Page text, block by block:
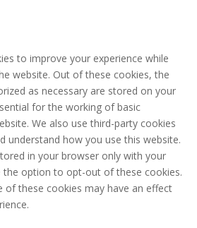
to improve your experience while
website. Out of these cookies, the
as necessary are stored on your
for the working of basic
We also use third-party cookies
understand how you use this website.
in your browser only with your
the option to opt-out of these cookies.
these cookies may have an effect